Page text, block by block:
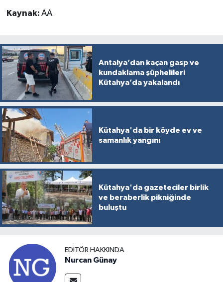
Kaynak: AA
Antalya’dan kaçan gasp ve
kundaklama şüphelileri
Kütahya’da yakalandı
Kütahya'da bir köyde ev ve
samanlık yangını
Kütahya'da gazeteciler birlik
ve beraberlik pikniğinde
buluştu
EDITÖR HAKKINDA
Nurcan Günay